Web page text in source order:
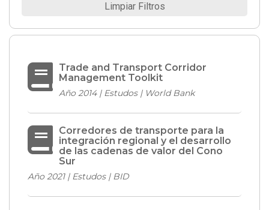
Limpiar Filtros
Trade and Transport Corridor
Management Toolkit
Año 2014 | Estudos | World Bank
Corredores de transporte para la
integración regional y el desarrollo
de las cadenas de valor del Cono
Sur
Año 2021 | Estudos | BID